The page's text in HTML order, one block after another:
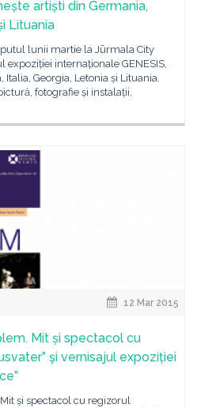
artiști din Germania,
Lituania
lunii martie la Jūrmala City
expoziției internaționale GENESIS,
Georgia, Letonia și Lituania.
fotografie și instalații,
12 Mar 2015
Mit și spectacol cu
şi vernisajul expoziției
și spectacol cu regizorul